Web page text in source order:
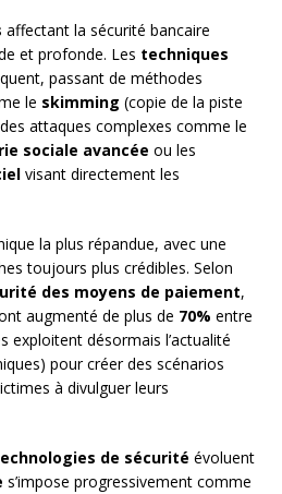
affectant la sécurité bancaire
et profonde. Les techniques
passant de méthodes
le skimming (copie de la piste
attaques complexes comme le
sociale avancée ou les
visant directement les
la plus répandue, avec une
toujours plus crédibles. Selon
des moyens de paiement,
augmenté de plus de 70% entre
exploitent désormais l’actualité
pour créer des scénarios
à divulguer leurs
de sécurité évoluent
s’impose progressivement comme